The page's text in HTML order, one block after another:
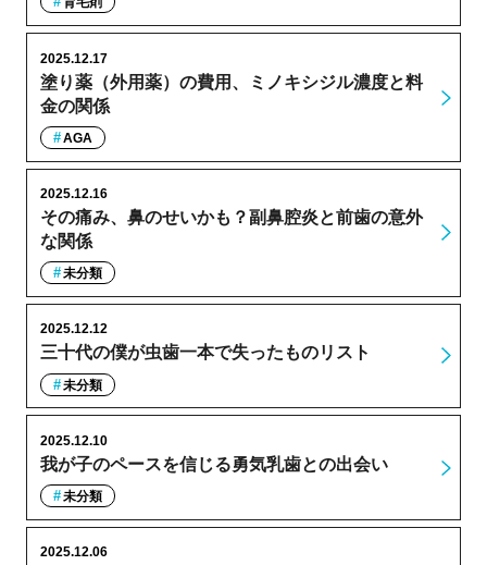
塗り薬（外用薬）の費用、ミノキシジル濃度と料
金の関係
2025.12.17
AGA
その痛み、鼻のせいかも？副鼻腔炎と前歯の意外
な関係
2025.12.16
未分類
三十代の僕が虫歯一本で失ったものリスト
2025.12.12
未分類
我が子のペースを信じる勇気乳歯との出会い
2025.12.10
未分類
2025.12.06